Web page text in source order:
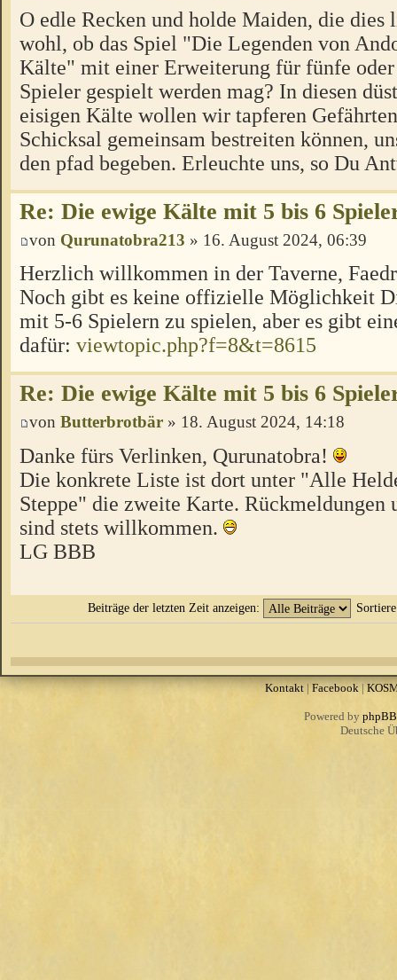
O edle Recken und holde Maiden, die dies
wohl, ob das Spiel "Die Legenden von
Kälte" mit einer Erweiterung für fünfe oder
Spieler gespielt werden mag? In diesen
eisigen Kälte wollen wir tapferen
Schicksal gemeinsam bestreiten können,
den pfad begeben. Erleuchte uns, so Du
Re: Die ewige Kälte mit 5 bis 6
von Qurunatobra213 » 16. August 2024, 06:39
Herzlich willkommen in der Taverne,
Noch gibt es keine offizielle Möglichkeit
mit 5-6 Spielern zu spielen, aber es gibt
dafür: viewtopic.php?f=8&t=8615
Re: Die ewige Kälte mit 5 bis 6
von Butterbrotbär » 18. August 2024, 14:18
Danke fürs Verlinken, Qurunatobra!
Die konkrete Liste ist dort unter "Alle
Steppe" die zweite Karte. Rückmeldungen
sind stets willkommen.
LG BBB
Beiträge der letzten Zeit anzeigen:
Kontakt|Facebook|
Powered by phpBB
Deutsche